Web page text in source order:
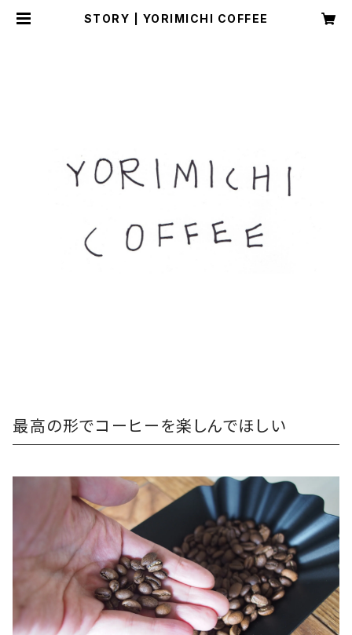
STORY | YORIMICHI COFFEE
最高の形でコーヒーを楽しんでほしい